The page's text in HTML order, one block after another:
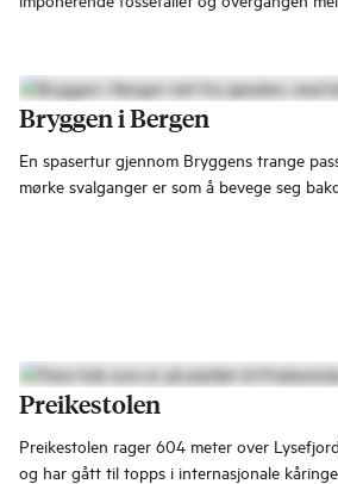
Bryggen i Bergen
En spasertur gjennom Bryggens trange
mørke svalganger er som å bevege seg
Preikestolen
Preikestolen rager 604 meter over
og har gått til topps i internasjonale